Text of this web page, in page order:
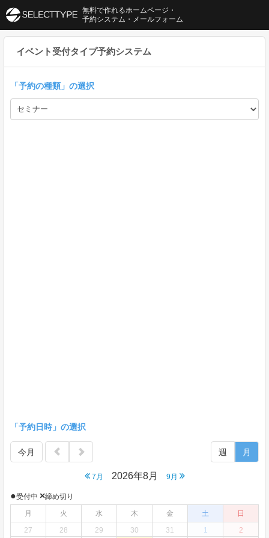
イベント受付タイプ予約システム
「予約の種類 」の選択
「予約日時」の選択
今月
7月 2026年8月 9月
週 月
●受付中 ×締め切り
月
火 水 木 金 土
日
27
28 29 30 31 1 2
無料で作れるホームページ・
予約システム・メールフォーム